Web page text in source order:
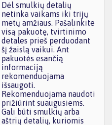
Dėl smulkių detalių
netinka vaikams iki trijų
metų amžiaus. Pašalinkite
visą pakuotę, tvirtinimo
detales prieš perduodant
šį žaislą vaikui. Ant
pakuotės esančią
informaciją
rekomenduojama
išsaugoti.
Rekomenduojama naudoti
prižiūrint suaugusiems.
Gali būti smulkių arba
aštrių detalių, kuriomis